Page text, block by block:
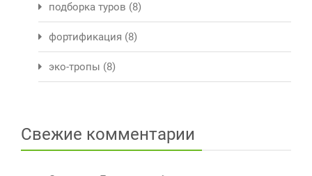
подборка туров (8)
фортификация (8)
эко-тропы (8)
Свежие комментарии